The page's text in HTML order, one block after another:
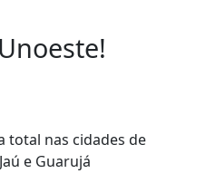
total nas cidades de
e Guarujá